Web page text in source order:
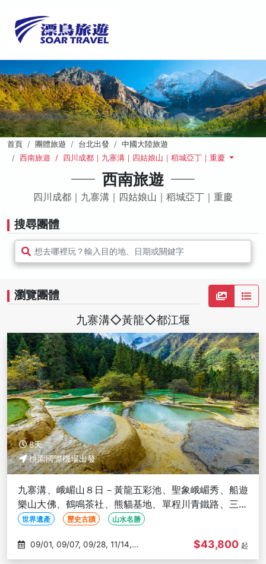
首頁 團體旅遊 台北出發
中國大陸旅遊
西南旅遊 / 四川成都｜九寨溝｜四姑娘山｜稻城亞丁｜重慶
西南旅遊
四川成都｜九寨溝｜四姑娘山｜稻城亞丁｜重慶
搜尋團體
想去哪裡玩？輸入目的地、日期或關鍵字
瀏覽團體
九寨溝◇黃龍◇都江堰
8天
桃園國際機場出發
九寨溝、峨嵋山８日－黃龍五彩池、聖象峨嵋秀、船遊
樂山大佛、鶴鳴茶社、熊貓基地、單程川青鐵路、三排
座椅(文化參訪)
世界遺產 歷史古蹟 山水名勝
12/04
$43,800 起